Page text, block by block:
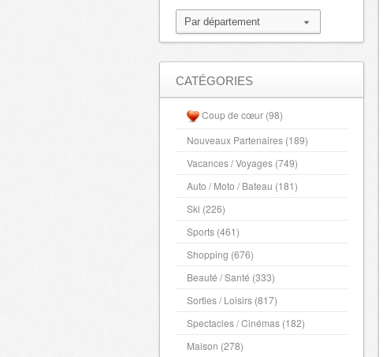
CATÉGORIES
Coup de cœur (98)
Nouveaux Partenaires (189)
Vacances / Voyages (749)
Auto / Moto / Bateau (181)
Ski (226)
Sports (461)
Shopping (676)
Beauté / Santé (333)
Sorties / Loisirs (817)
Spectacles / Cinémas (182)
Maison (278)